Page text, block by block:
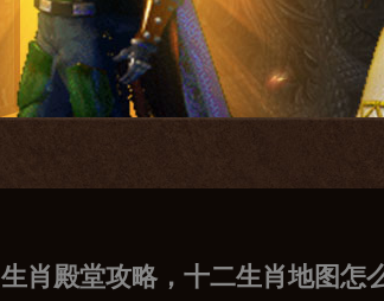
生肖殿堂攻略，十二生肖地图怎